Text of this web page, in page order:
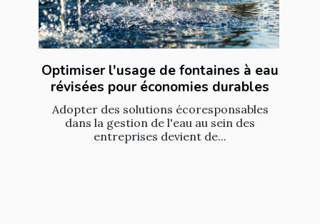
Optimiser l'usage de fontaines à eau
révisées pour économies durables
Adopter des solutions écoresponsables
dans la gestion de l'eau au sein des
entreprises devient de...